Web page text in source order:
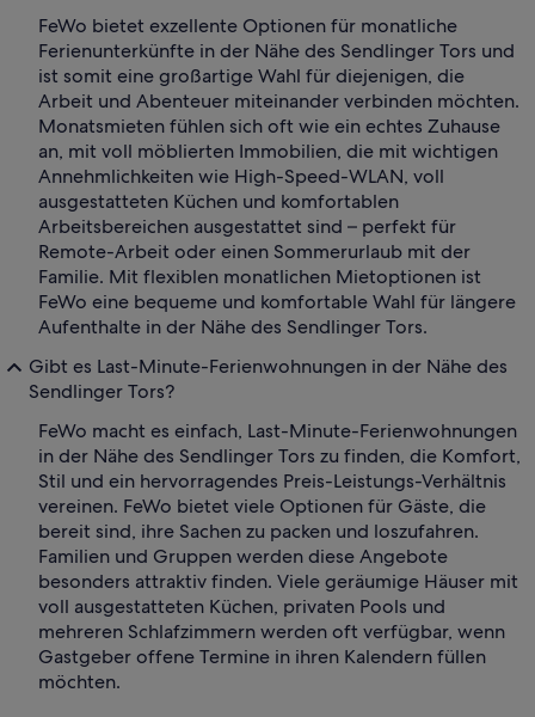
FeWo bietet exzellente Optionen für monatliche
Ferienunterkünfte in der Nähe des Sendlinger Tors und
ist somit eine großartige Wahl für diejenigen, die
Arbeit und Abenteuer miteinander verbinden möchten.
Monatsmieten fühlen sich oft wie ein echtes Zuhause
an, mit voll möblierten Immobilien, die mit wichtigen
Annehmlichkeiten wie High-Speed-WLAN, voll
ausgestatteten Küchen und komfortablen
Arbeitsbereichen ausgestattet sind – perfekt für
Remote-Arbeit oder einen Sommerurlaub mit der
Familie. Mit flexiblen monatlichen Mietoptionen ist
FeWo eine bequeme und komfortable Wahl für längere
Aufenthalte in der Nähe des Sendlinger Tors.
Gibt es Last-Minute-Ferienwohnungen in der Nähe des
Sendlinger Tors?
FeWo macht es einfach, Last-Minute-Ferienwohnungen
in der Nähe des Sendlinger Tors zu finden, die Komfort,
Stil und ein hervorragendes Preis-Leistungs-Verhältnis
vereinen. FeWo bietet viele Optionen für Gäste, die
bereit sind, ihre Sachen zu packen und loszufahren.
Familien und Gruppen werden diese Angebote
besonders attraktiv finden. Viele geräumige Häuser mit
voll ausgestatteten Küchen, privaten Pools und
mehreren Schlafzimmern werden oft verfügbar, wenn
Gastgeber offene Termine in ihren Kalendern füllen
möchten.